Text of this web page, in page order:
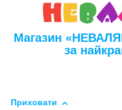
Магазин
за
Приховати